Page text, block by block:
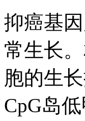
抑癌基
常生长
胞的生
CpG岛